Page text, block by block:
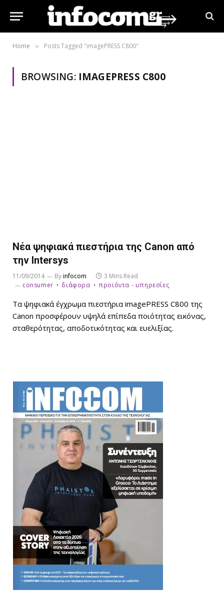
Home » Posts Tagged "imagePRESS C800"
BROWSING: IMAGEPRESS C800
Νέα ψηφιακά πιεστήρια της Canon από
την Intersys
11/09/2014 Byinfocom
3 Mins Read
consumer
διάφορα προϊόντα - υπηρεσίες
Τα ψηφιακά έγχρωμα πιεστήρια imagePRESS C800 της
Canon προσφέρουν υψηλά επίπεδα ποιότητας εικόνας,
σταθερότητας, αποδοτικότητας και ευελιξίας.